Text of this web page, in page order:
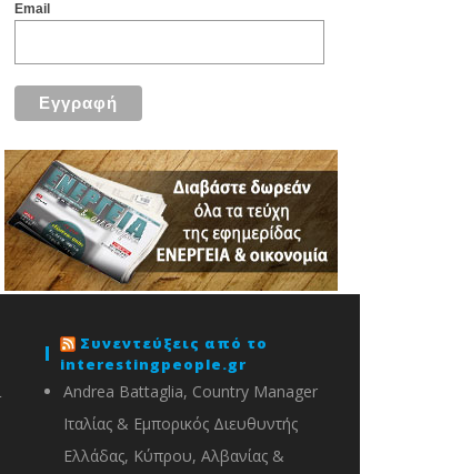
Email
Συνεντεύξεις από το
interestingpeople.gr
Andrea Battaglia, Country Manager
Ιταλίας & Εμπορικός Διευθυντής
Ελλάδας, Κύπρου, Αλβανίας &